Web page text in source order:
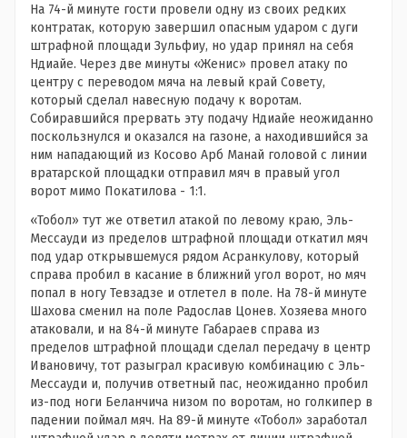
На 74-й минуте гости провели одну из своих редких
контратак, которую завершил опасным ударом с дуги
штрафной площади Зульфиу, но удар принял на себя
Ндиайе. Через две минуты «Женис» провел атаку по
центру с переводом мяча на левый край Совету,
который сделал навесную подачу к воротам.
Собиравшийся прервать эту подачу Ндиайе неожиданно
поскользнулся и оказался на газоне, а находившийся за
ним нападающий из Косово Арб Манай головой с линии
вратарской площадки отправил мяч в правый угол
ворот мимо Покатилова - 1:1.
«Тобол» тут же ответил атакой по левому краю, Эль-
Мессауди из пределов штрафной площади откатил мяч
под удар открывшемуся рядом Асранкулову, который
справа пробил в касание в ближний угол ворот, но мяч
попал в ногу Тевзадзе и отлетел в поле. На 78-й минуте
Шахова сменил на поле Радослав Цонев. Хозяева много
атаковали, и на 84-й минуте Габараев справа из
пределов штрафной площади сделал передачу в центр
Ивановичу, тот разыграл красивую комбинацию с Эль-
Мессауди и, получив ответный пас, неожиданно пробил
из-под ноги Беланчича низом по воротам, но голкипер в
падении поймал мяч. На 89-й минуте «Тобол» заработал